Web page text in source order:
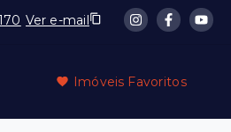
Ver e-mail
Imóveis Favoritos